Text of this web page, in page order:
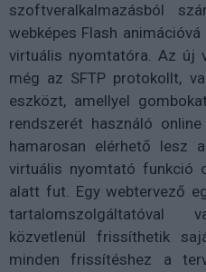
szoftveralkalmazásból
webképes Flash
virtuális nyomtatóra. Az új
még az SFTP protokollt,
eszközt, amellyel
rendszerét használó
hamarosan elérhető lesz
virtuális nyomtató funkció
alatt fut. Egy webtervező
tartalomszolgáltatóval
közvetlenül frissíthetik
minden frissítéshez a